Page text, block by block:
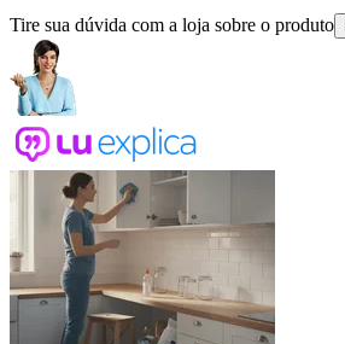
Tire sua dúvida com a loja sobre o produto